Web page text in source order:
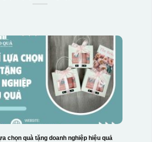
chọn quà tặng doanh nghiệp hiệu quả